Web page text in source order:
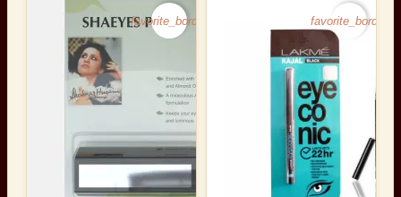
favorite_border favorite_border